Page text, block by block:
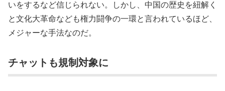
いをするなど信じられない。しかし、中国の歴史を紐解く
と文化大革命なども権力闘争の一環と言われているほど、
メジャーな手法なのだ。
チャットも規制対象に